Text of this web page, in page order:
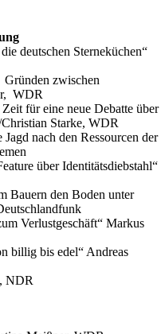
deutschen Sterneküchen“
Gründen zwischen
WDR
für eine neue Debatte über
Starke, WDR
nach den Ressourcen der
über Identitätsdiebstahl“
Bauern den Boden unter
Verlustgeschäft“ Markus
billig bis edel“ Andreas
NDR